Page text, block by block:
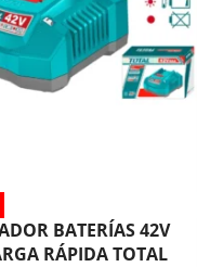
BATERÍAS 42V
RÁPIDA TOTAL